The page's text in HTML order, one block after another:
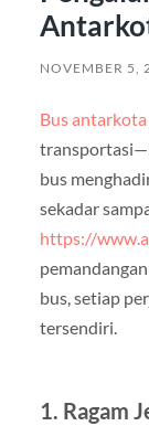
NOVEMBER 5,
Bus antarkota
bus
sekadar
https://
bus, setiap
tersendiri.
1. Ragam